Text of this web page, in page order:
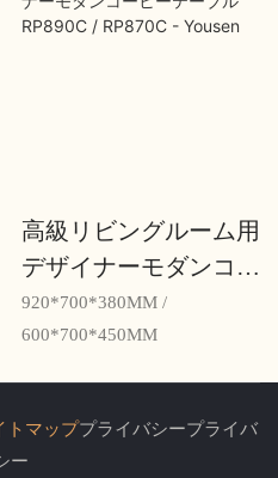
高級リビングルーム用
デザイナーモダンコー
ヒーテーブルRP890C /
RP870C - Yousen
920*700*380MM /
600*700*450MM
トマッププライバシープライバ
ー